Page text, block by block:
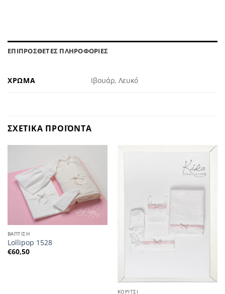
ΕΠΙΠΡΟΣΘΕΤΕΣ ΠΛΗΡΟΦΟΡΙΕΣ
ΧΡΩΜΑ Ιβουάρ, Λευκό
ΣΧΕΤΙΚΑ ΠΡΟΪΟΝΤΑ
ΒΑΠΤΙΣΗ
Lollipop 1528
€60,50
ΚΟΡΙΤΣΙ